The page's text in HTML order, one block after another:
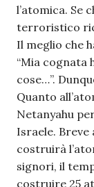
l’atomica. Se
terroristico
Il meglio che
“Mia cognata
cose…”.
Quanto
Netanyahu
Israele. Breve
costruirà
signori, il
costruire 25